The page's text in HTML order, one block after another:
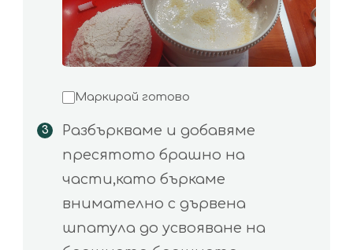
Маркирай готово
Разбъркваме и добавяме
пресятото брашно на
части,като бъркаме
внимателно с дървена
шпатула до усвояване на